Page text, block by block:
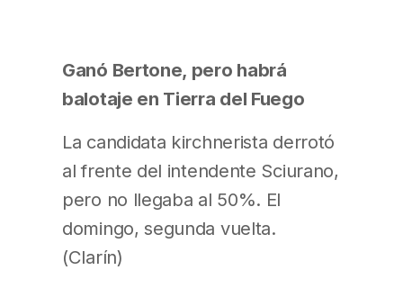
Ganó Bertone, pero habrá
balotaje en Tierra del Fuego
La candidata kirchnerista derrotó
al frente del intendente Sciurano,
pero no llegaba al 50%. El
domingo, segunda vuelta.
(Clarín)